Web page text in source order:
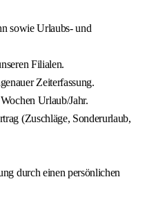
sowie Urlaubs- und
Filialen.
Zeiterfassung.
Urlaub/Jahr.
(Zuschläge, Sonderurlaub,
durch einen persönlichen